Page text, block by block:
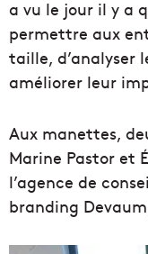
a vu le jour il y a
permettre aux
taille, d’analyser
améliorer leur
Aux manettes,
Marine Pastor et
l’agence de
branding